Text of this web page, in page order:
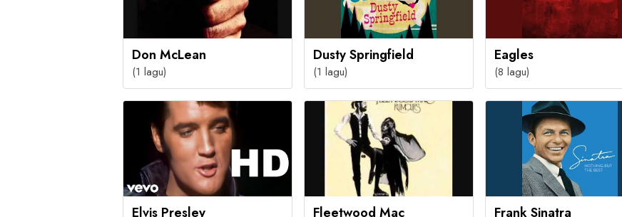
Don McLean
(1 lagu)
Dusty Springfield
(1 lagu)
Eagles
(8 lagu)
Elvis Presley Fleetwood Mac Frank Sinatra